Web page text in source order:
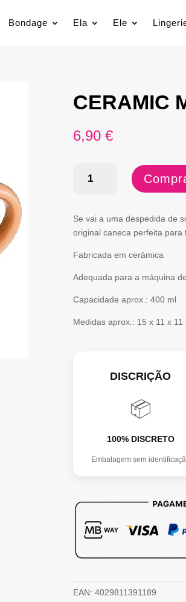
Bondage Ela Ele
CERAMIC
6,90 €
MUG
Se vai a uma despedida de
original caneca perfeita para
Fabricada em cerâmica
Adequada para a máquina
Capacidade aprox.: 400 ml
Medidas aprox.: 15 x 11 x 11
DISCRIÇÃO
📦
100% DISCRETO
Embalagem sem
EAN: 4029811391189